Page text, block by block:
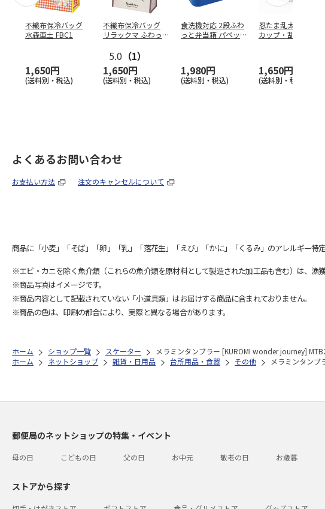
不織布保冷バッグ
水森亜土 FBC1
1,650円
(送料別・税込)
不織布保冷バッグ
リラックマ ふわっ
5.0 （1）
1,650円
(送料別・税込)
食洗機対応 2段ふわ
っと弁当箱 パペッ
1,980円
(送料別・税込)
忍たま乱太郎 マグ
カップ・乱太郎・き
1,650円
(送料別・税込)
よくあるお問い合わせ
お支払い方法 注文のキャンセルについて
商品に「小麦」「そば」「卵」「乳」「落花生」「えび」「かに」「くるみ」のアレルギー特
※エビ・カニを除く魚介類（これらの魚介類を原材料として製造された加工品も含む）は、漁
※商品写真はイメージです。
※商品内容として記載されていない「小道具類」はお届けする商品に含まれておりません。
※商品の色は、印刷の都合により、実際と異なる場合があります。
ホーム ショップ一覧 スケーター
メラミンタンブラー [KUROMI wonder journey]
ホーム
ネットショップ 雑貨・日用品 台所用品・食器 その他 メラミンタンブ
郵便局のネットショップの特集・イベント
母の日 こどもの日 父の日 お中元 敬老の日 お歳暮
ストアから探す